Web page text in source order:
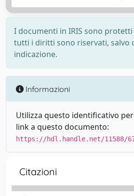
I documenti in IRIS sono
tutti i diritti sono riservati, salvo
indicazione.
Informazioni
Utilizza questo identificativo
link a questo documento:
https://hdl.handle.net/11588/
Citazioni